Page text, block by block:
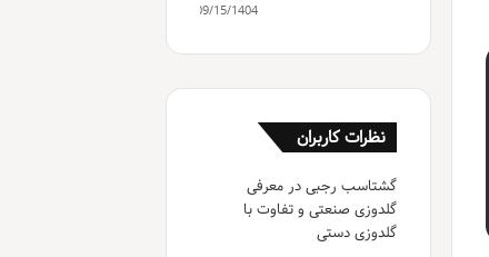
09/15/1404
نظرات کاربران
گشتاسب رجبیدر معرفی
گلدوزی صنعتی و تفاوت با
گلدوزی دستی